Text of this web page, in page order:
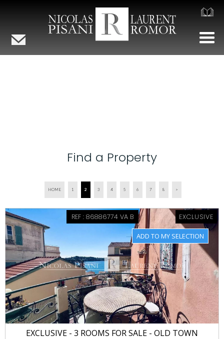
Find a Property
HOME 1 2 3 4 5 6 7 8 >
EXCLUSIVE
REF : 86886774 VA B
EXCLUSIVE - 3 ROOMS FOR SALE - OLD TOWN